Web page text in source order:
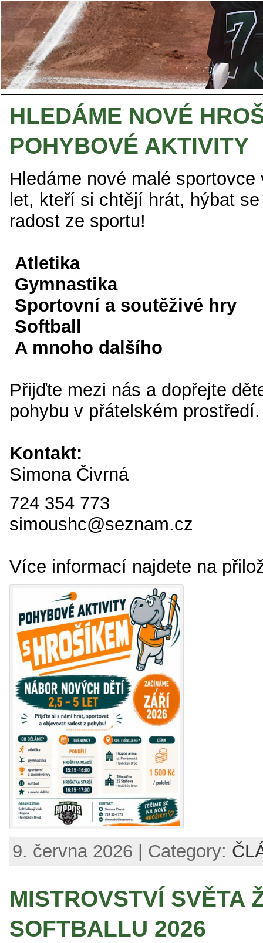
HLEDÁME NOVÉ
POHYBOVÉ AKTIVITY
Hledáme nové malé sportovce
let, kteří si chtějí hrát, hýbat
radost ze sportu!
Atletika
Gymnastika
Sportovní a soutěživé hry
Softball
A mnoho dalšího
Přijďte mezi nás a dopřejte
pohybu v přátelském prostředí.
Kontakt:
Simona Čivrná
724 354 773
simoushc@seznam.cz
Více informací najdete na
9. června 2026 | Category:
MISTROVSTVÍ SVĚTA
SOFTBALLU 2026